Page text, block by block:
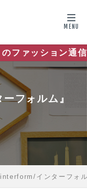
ン通信
フォルム』
インターフォ